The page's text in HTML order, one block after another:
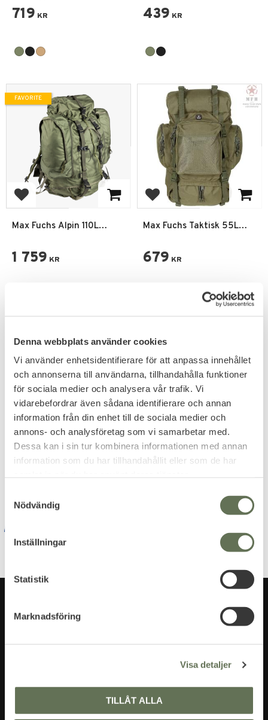
Denna webbplats använder cookies
Vi använder enhetsidentifierare för att anpassa innehållet
och annonserna till användarna, tillhandahålla funktioner
för sociala medier och analysera vår trafik. Vi
vidarebefordrar även sådana identifierare och annan
information från din enhet till de sociala medier och
annons- och analysföretag som vi samarbetar med.
Dessa kan i sin tur kombinera informationen med annan
information som du har tillhandahållit eller som de har
t
k
Nödvändig
Inställningar
Statistik
Marknadsföring
Visa detaljer
TILLÅT ALLA
719 KR 439 KR
Add to favorites
Max Fuchs Alpin 110L
1 759 KR
FAVORITE
Add to favorites
Max Fuchs Taktisk 55L
679 KR
PRENUMERERA & TA DEL AV VÅRA
ERBJUDANDEN!
Dina personuppgifter behandlas i enlighet med vår